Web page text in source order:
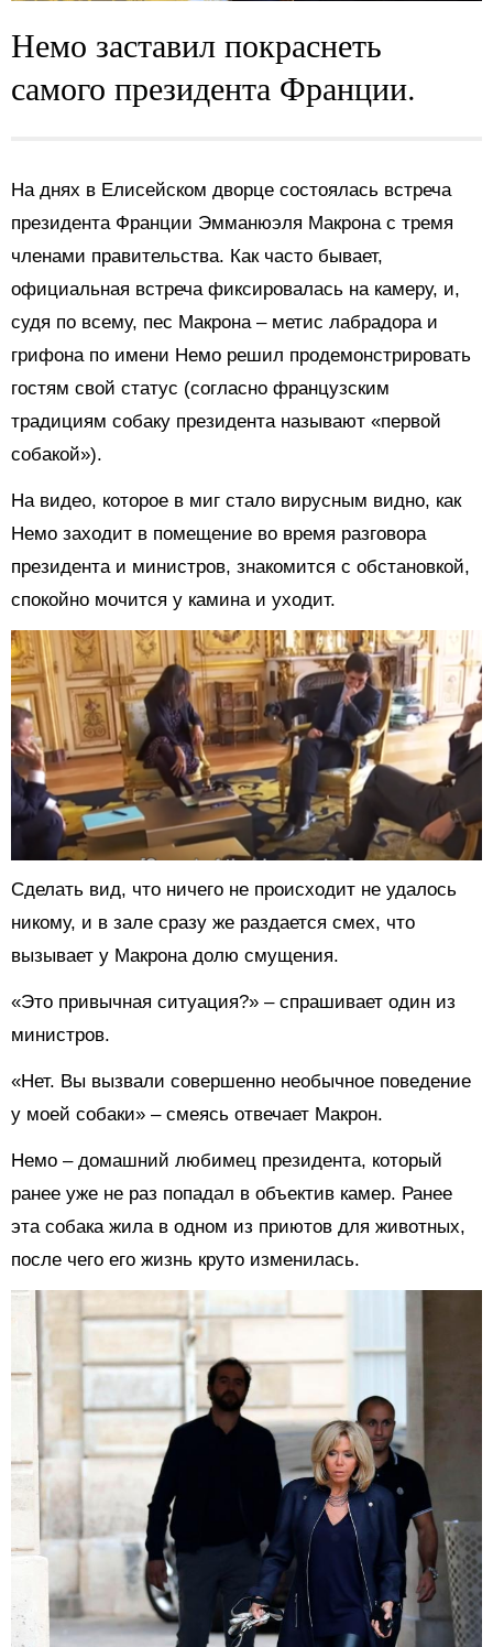
Немо заставил покраснеть
самого президента Франции.
На днях в Елисейском дворце состоялась встреча
президента Франции Эмманюэля Макрона с тремя
членами правительства. Как часто бывает,
официальная встреча фиксировалась на камеру, и,
судя по всему, пес Макрона – метис лабрадора и
грифона по имени Немо решил продемонстрировать
гостям свой статус (согласно французским
традициям собаку президента называют «первой
собакой»).
На видео, которое в миг стало вирусным видно, как
Немо заходит в помещение во время разговора
президента и министров, знакомится с обстановкой,
спокойно мочится у камина и уходит.
Сделать вид, что ничего не происходит не удалось
никому, и в зале сразу же раздается смех, что
вызывает у Макрона долю смущения.
«Это привычная ситуация?» – спрашивает один из
министров.
«Нет. Вы вызвали совершенно необычное поведение
у моей собаки» – смеясь отвечает Макрон.
Немо – домашний любимец президента, который
ранее уже не раз попадал в объектив камер. Ранее
эта собака жила в одном из приютов для животных,
после чего его жизнь круто изменилась.